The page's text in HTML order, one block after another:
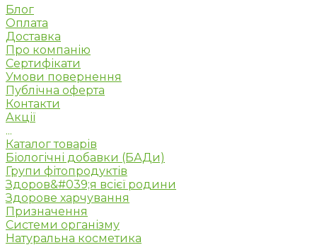
Блог
Оплата
Доставка
Про компанію
Сертифікати
Умови повернення
Публічна оферта
Контакти
Акції
...
Каталог товарів
Біологічні добавки (БАДи)
Групи фітопродуктів
Здоров&#039;я всієї родини
Здорове харчування
Призначення
Системи організму
Натуральна косметика